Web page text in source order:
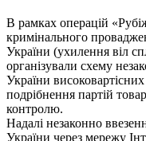
В рамках операцій
кримінального
України (ухилення віл
організували схему
України
подрібнення партій
контролю.
Надалі незаконно
України через мережу